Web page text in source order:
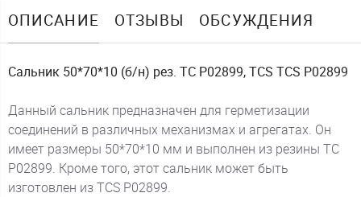
ОПИСАНИЕ ОТЗЫВЫ ОБСУЖДЕНИЯ
Сальник 50*70*10 (б/н) рез. TC P02899, TCS TCS P02899
Данный сальник предназначен для герметизации
соединений в различных механизмах и агрегатах. Он
имеет размеры 50*70*10 мм и выполнен из резины TC
P02899. Кроме того, этот сальник может быть
изготовлен из TCS P02899.